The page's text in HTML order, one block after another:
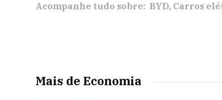
Acompanhe tudo sobre: BYD Carros
Mais de Economia